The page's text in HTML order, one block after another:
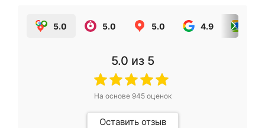
5.0 5.0 5.0 4.9
5.0 из 5
На основе 945оценок
Оставить отзыв